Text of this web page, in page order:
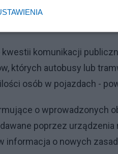
miejscach i które w
komunikacji
których autobusy lub
osób w pojazdach -
o wprowadzonych
poprzez urządzenia
informacja o nowych